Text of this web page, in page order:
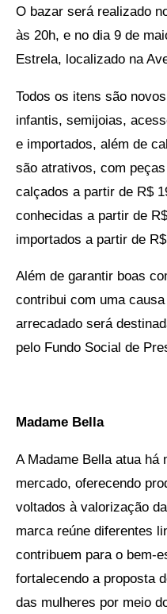
O bazar será realizado
às 20h, e no dia 9 de
Estrela, localizado na
Todos os itens são
infantis, semijoias,
e importados, além de
são atrativos, com
calçados a partir de R$
conhecidas a partir de
importados a partir de
Além de garantir boas
contribui com uma
arrecadado será
pelo Fundo Social de
Madame Bella
A Madame Bella atua há
mercado, oferecendo
voltados à valorização
marca reúne diferentes
contribuem para o bem-
fortalecendo a proposta
das mulheres por meio